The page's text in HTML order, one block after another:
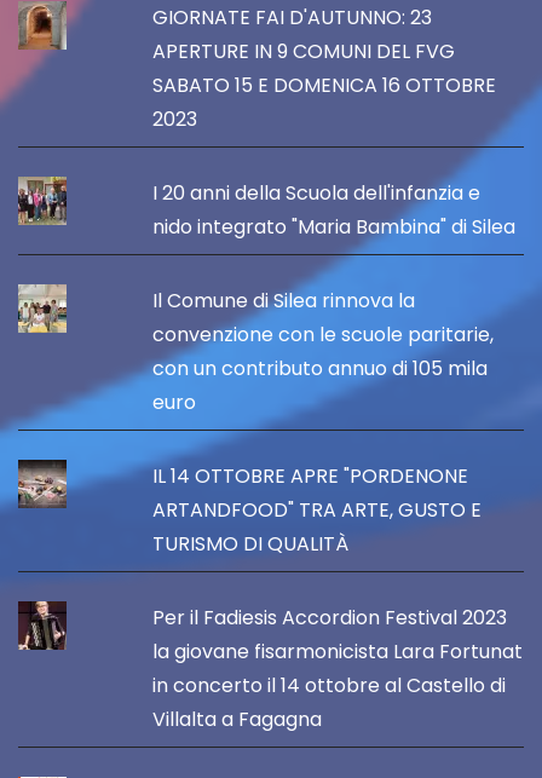
GIORNATE FAI D'AUTUNNO: 23
APERTURE IN 9 COMUNI DEL FVG
SABATO 15 E DOMENICA 16 OTTOBRE
2023
I 20 anni della Scuola dell'infanzia e
nido integrato "Maria Bambina" di Silea
Il Comune di Silea rinnova la
convenzione con le scuole paritarie,
con un contributo annuo di 105 mila
euro
IL 14 OTTOBRE APRE "PORDENONE
ARTANDFOOD" TRA ARTE, GUSTO E
TURISMO DI QUALITÀ
Per il Fadiesis Accordion Festival 2023
la giovane fisarmonicista Lara Fortunat
in concerto il 14 ottobre al Castello di
Villalta a Fagagna